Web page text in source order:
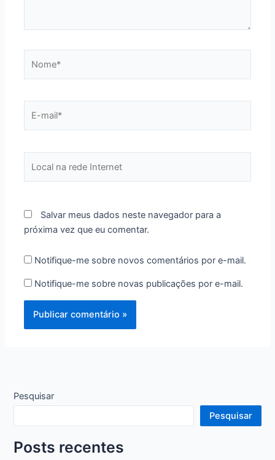
mail*
na
Salvar meus dados neste navegador para a
próxima vez que eu comentar.
Notifique-me sobre novos comentários por e-mail.
Notifique-me sobre novas publicações por e-mail.
Pesquisar
Pesquisar
Posts recentes